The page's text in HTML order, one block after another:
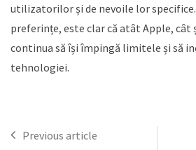
utilizatorilor și de nevoile lor
preferințe, este clar că atât Apple, cât
continua să își împingă limitele și să
tehnologiei.
Previous article